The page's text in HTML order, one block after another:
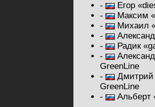
-
Егор
-
Максим
-
Михаил
-
-
Радик
-
GreenLine
-
Дмитрий
GreenLine
-
Альберт